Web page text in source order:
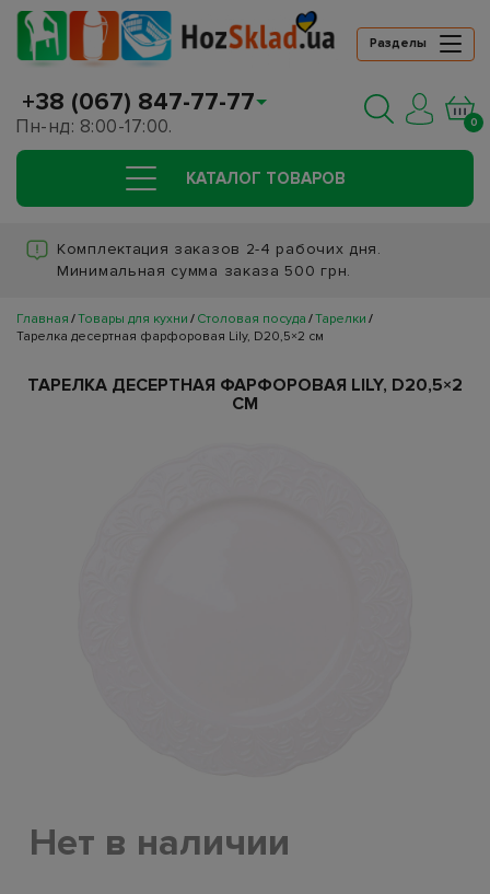
Разделы
+38 (067) 847-77-77
Пн-нд: 8:00-17:00. 0
КАТАЛОГ ТОВАРОВ
Комплектация заказов 2-4 рабочих дня.
Минимальная сумма заказа 500 грн.
Главная Товары для кухни Столовая посуда Тарелки
Тарелка десертная фарфоровая Lily, D20,5×2 см
ТАРЕЛКА ДЕСЕРТНАЯ ФАРФОРОВАЯ LILY, D20,5×2
СМ
Нет в наличии